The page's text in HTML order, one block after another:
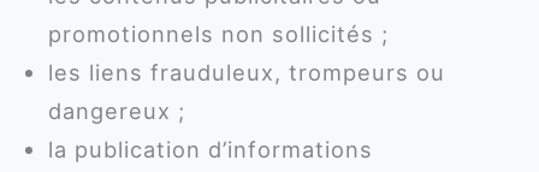
promotionnels non sollicités ;
les liens frauduleux, trompeurs ou
dangereux ;
la publication d’informations